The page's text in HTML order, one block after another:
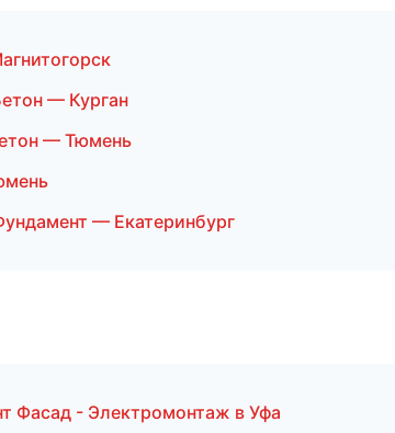
— Курган
— Тюмень
— Екатеринбург
Фасад - Электромонтаж в Уфа